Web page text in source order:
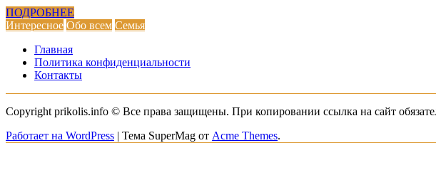
ПОДРОБНЕЕ
Интересное Обо всем Семья
Главная
Политика конфиденциальности
Контакты
Copyright prikolis.info © Все права защищены. При копировании ссылка на сайт
Работает на WordPress | Тема SuperMag от Acme Themes.